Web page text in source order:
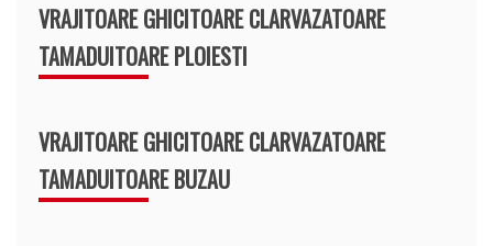
VRAJITOARE GHICITOARE CLARVAZATOARE
TAMADUITOARE PLOIESTI
VRAJITOARE GHICITOARE CLARVAZATOARE
TAMADUITOARE BUZAU